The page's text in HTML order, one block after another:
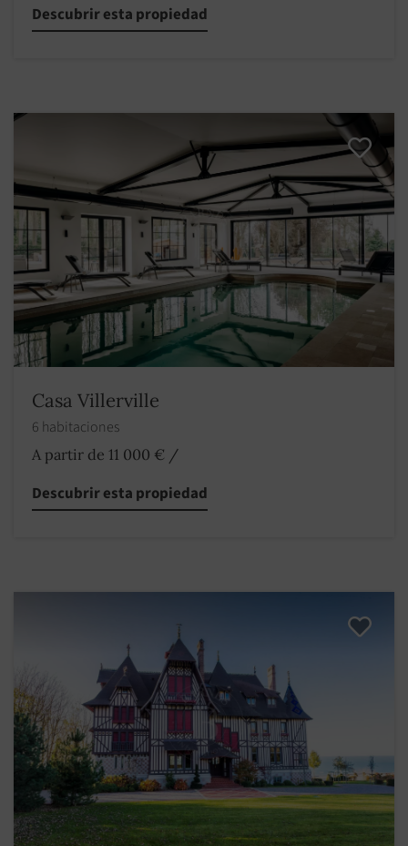
Descubrir esta propiedad
Casa Villerville
6 habitaciones
A partir de 11 000 € /
Descubrir esta propiedad